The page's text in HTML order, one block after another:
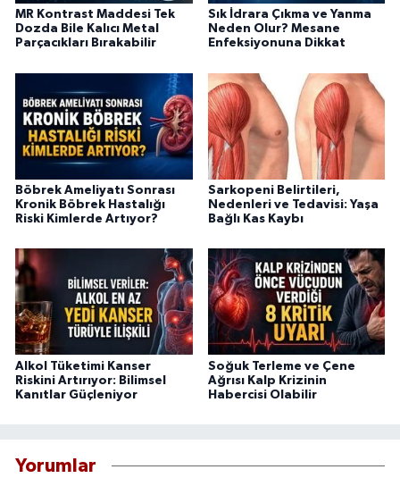
MR Kontrast Maddesi Tek
Dozda Bile Kalıcı Metal
Parçacıkları Bırakabilir
Sık İdrara Çıkma ve Yanma
Neden Olur? Mesane
Enfeksiyonuna Dikkat
Böbrek Ameliyatı Sonrası
Kronik Böbrek Hastalığı
Riski Kimlerde Artıyor?
Sarkopeni Belirtileri,
Nedenleri ve Tedavisi: Yaşa
Bağlı Kas Kaybı
Alkol Tüketimi Kanser
Riskini Artırıyor: Bilimsel
Kanıtlar Güçleniyor
Soğuk Terleme ve Çene
Ağrısı Kalp Krizinin
Habercisi Olabilir
Yorumlar